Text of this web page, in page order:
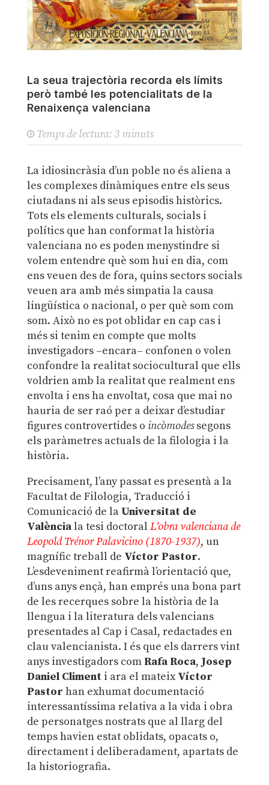
La seua trajectòria recorda els límits
però també les potencialitats de la
Renaixença valenciana
Temps de lectura: 3 minuts
La idiosincràsia d’un poble no és aliena a
les complexes dinàmiques entre els seus
ciutadans ni als seus episodis històrics.
Tots els elements culturals, socials i
polítics que han conformat la història
valenciana no es poden menystindre si
volem entendre què som hui en dia, com
ens veuen des de fora, quins sectors socials
veuen ara amb més simpatia la causa
lingüística o nacional, o per què som com
som. Això no es pot oblidar en cap cas i
més si tenim en compte que molts
investigadors –encara– confonen o volen
confondre la realitat sociocultural que ells
voldrien amb la realitat que realment ens
envolta i ens ha envoltat, cosa que mai no
hauria de ser raó per a deixar d’estudiar
figures controvertides o incòmodessegons
els paràmetres actuals de la filologia i la
història.
Precisament, l’any passat es presentà a la
Facultat de Filologia, Traducció i
Comunicació de la Universitat de
Valènciala tesi doctoral L’obra valenciana de
Leopold Trénor Palavicino (1870-1937), un
magnífic treball de Víctor Pastor.
L’esdeveniment reafirmà l’orientació que,
d’uns anys ençà, han emprés una bona part
de les recerques sobre la història de la
llengua i la literatura dels valencians
presentades al Cap i Casal, redactades en
clau valencianista. I és que els darrers vint
anys investigadors com Rafa Roca, Josep
Daniel Climenti ara el mateixVíctor
Pastor han exhumat documentació
interessantíssima relativa a la vida i obra
de personatges nostrats que al llarg del
temps havien estat oblidats, opacats o,
directament i deliberadament, apartats de
la historiografia.